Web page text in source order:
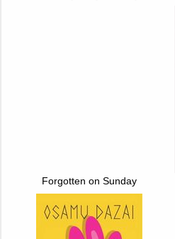
Forgotten on Sunday